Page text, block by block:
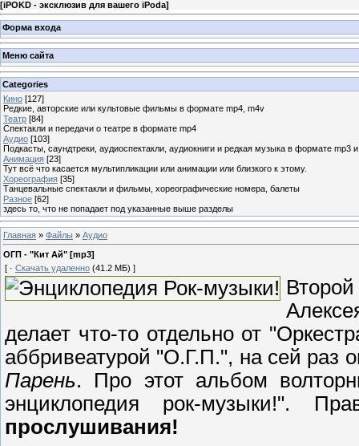
[iPOKD - эксклюзив для вашего iPoda]
Форма входа
Меню сайта
Categories
Кино [127]
Редкие, авторские или культовые фильмы в формате mp4, m4v
Театр [84]
Спектакли и передачи о театре в формате mp4
Аудио [103]
Подкасты, саундтреки, аудиоспектакли, аудиокниги и редкая музыка в формате mp3
Анимация [23]
Тут всё что касается мультипликации или анимации или близкого к этому.
Хореография [35]
Танцевальные спектакли и фильмы, хореографические номера, балеты
Разное [62]
здесь то, что не попадает под указанные выше разделы
Главная » Файлы » Аудио
ОГП - "Кит Ай" [mp3]
[ · Скачать удаленно (41.2 МБ) ]
делает что-то отдельно от
аббривеатурой "О.Г.П.", на сей раз
Парень. Про этот альбом
энциклопедия рок-
прослушивания!